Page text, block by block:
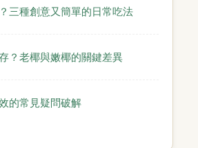
三種創意又簡單的日常吃法
？老椰與嫩椰的關鍵差異
的常見疑問破解